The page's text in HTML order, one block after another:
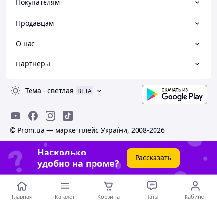
Покупателям
Продавцам
О нас
Партнеры
Тема - светлая BETA
© Prom.ua — маркетплейс України, 2008-2026
Насколько
удобно на проме?
Рассказать
Главная Каталог Корзина Чаты Кабинет